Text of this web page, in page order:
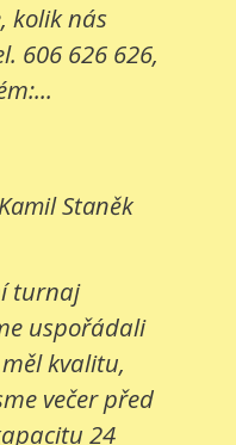
kolik nás
606 626 626,
Staněk
turnaj
uspořádali
kvalitu,
večer před
24